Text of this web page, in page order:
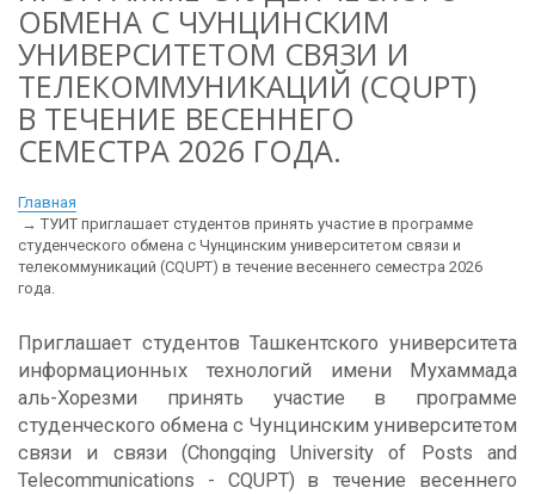
ОБМЕНА С ЧУНЦИНСКИМ
УНИВЕРСИТЕТОМ СВЯЗИ И
ТЕЛЕКОММУНИКАЦИЙ (CQUPT)
В ТЕЧЕНИЕ ВЕСЕННЕГО
СЕМЕСТРА 2026 ГОДА.
Главная
ТУИТ приглашает студентов принять участие в программе
студенческого обмена с Чунцинским университетом связи и
телекоммуникаций (CQUPT) в течение весеннего семестра 2026
года.
Приглашает студентов Ташкентского университета
информационных технологий имени Мухаммада
аль-Хорезми принять участие в программе
студенческого обмена с Чунцинским университетом
связи и связи (Chongqing University of Posts and
Telecommunications - CQUPT) в течение весеннего